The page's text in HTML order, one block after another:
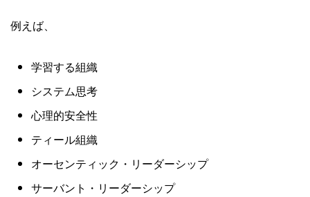
例えば、
学習する組織
システム思考
心理的安全性
ティール組織
オーセンティック・リーダーシップ
サーバント・リーダーシップ